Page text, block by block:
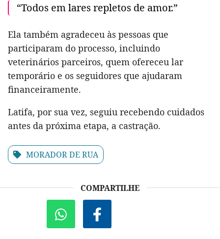
“Todos em lares repletos de amor.”
Ela também agradeceu às pessoas que
participaram do processo, incluindo
veterinários parceiros, quem ofereceu lar
temporário e os seguidores que ajudaram
financeiramente.
Latifa, por sua vez, seguiu recebendo cuidados
antes da próxima etapa, a castração.
MORADOR DE RUA
COMPARTILHE